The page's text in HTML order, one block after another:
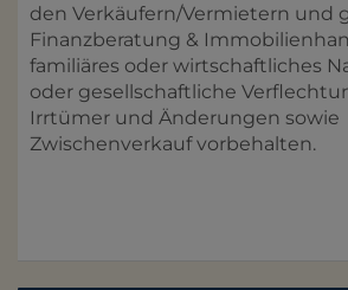
den Verkäufern/Vermietern und
Finanzberatung &
familiäres oder wirtschaftliches
oder gesellschaftliche
Irrtümer und Änderungen sowie
Zwischenverkauf vorbehalten.